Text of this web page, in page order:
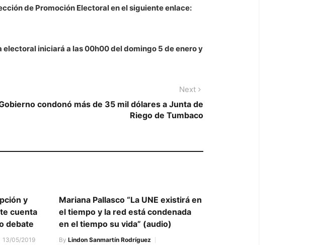
de Promoción Electoral en el siguiente enlace:
electoral iniciará a las 00h00 del domingo 5 de enero y
Next
condonó más de 35 mil dólares a Junta de
Riego de Tumbaco
y
cuenta
debate
13/05/2019
Mariana Pallasco “La UNE existirá en
el tiempo y la red está condenada
en el tiempo su vida” (audio)
ByLindon Sanmartín Rodríguez